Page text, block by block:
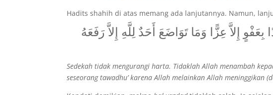
Hadits shahih di atas memang ada lanjutannya. Namun,
إِلاَّ عِزًّا وَمَا تَوَاضَعَ أَحَدٌ لِلَّهِ إِلاَّ رَفَعَهُ
Sedekah tidak mengurangi harta. Tidaklah Allah menambah
seseorang tawadhu’ karena Allah melainkan Allah meninggikan